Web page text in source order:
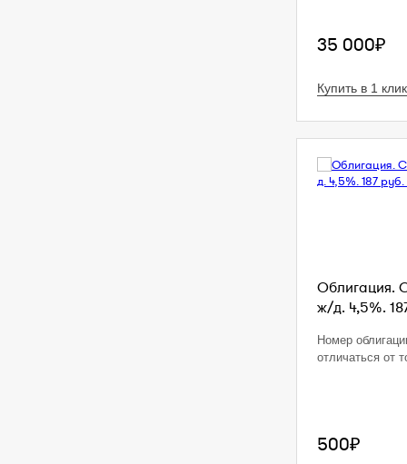
35 000₽
Купить в 1 клик
Облигация.
ж/д. 4,5%.
Номер
отличаться от
500₽